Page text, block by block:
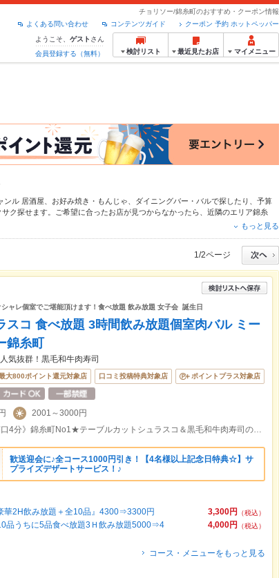
チョリソー/錦糸町のおすすめ・クーポン情報
クーポン 予約 ホットペッパー
コンテンツガイド
よくある問い合わせ
ようこそ、 ゲスト さん
会員登録する（無料）
検討リスト 最近見たお店 マイメニュー
ンル 居酒屋 お好み焼き・もんじゃ ダイニングバー・バルで探したり、予算
ク探せます。ご希望に合ったお店が見つからなかったら、近隣のエリア錦糸
、お茶漬
ートやパーティーにもお得に便利にホットペッパーグルメをご利用ください。
もっと見る
1/2ページ
ャレ個室でご堪能頂けます！食べ放題 飲み放題 女子会 誕生日
スコ 食べ放題 3時間飲み放題個室肉バル ミー
錦糸町
気抜群！黒毛和牛肉寿司
大800ポイント還元対象店 口コミ投稿特典対象店 ポイントプラス対象店
2001～3000円
《錦糸町駅南口4分》錦糸町No1★テーブルカットシュラスコ＆黒毛和牛肉寿司のお店!贅沢な柔らかい厳選肉寿司をお楽しみ!
歓送迎会に♪全コース1000円引き！【4名様以上記念日特典☆】サ
プライズデザートサービス！♪
3,300円
（税込）
華2H飲み放題＋全10品』4300⇒3300円
4,000円
（税込）
品うちに5品食べ放題3Ｈ飲み放題5000⇒4
コース・メニューをもっと見る